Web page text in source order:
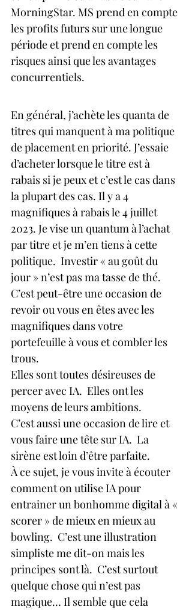
MorningStar. MS prend en compte
les profits futurs sur une longue
période et prend en compte les
risques ainsi que les avantages
concurrentiels.
En général, j’achète les quanta de
titres qui manquent à ma politique
de placement en priorité. J’essaie
d’acheter lorsque le titre est à
rabais si je peux et c’est le cas dans
la plupart des cas. Il y a 4
magnifiques à rabais le 4 juillet
2023. Je vise un quantum à l’achat
par titre et je m’en tiens à cette
politique.  Investir « au goût du
jour » n’est pas ma tasse de thé.
C’est peut-être une occasion de
revoir ou vous en êtes avec les
magnifiques dans votre
portefeuille à vous et combler les
trous.
Elles sont toutes désireuses de
percer avec IA.  Elles ont les
moyens de leurs ambitions.
C’est aussi une occasion de lire et
vous faire une tête sur IA.  La
sirène est loin d’être parfaite.
À ce sujet, je vous invite à écouter
comment on utilise IA pour
entrainer un bonhomme digital à «
scorer » de mieux en mieux au
bowling.  C’est une illustration
simpliste me dit-on mais les
principes sont là.  C’est surtout
quelque chose qui n’est pas
magique… Il semble que cela